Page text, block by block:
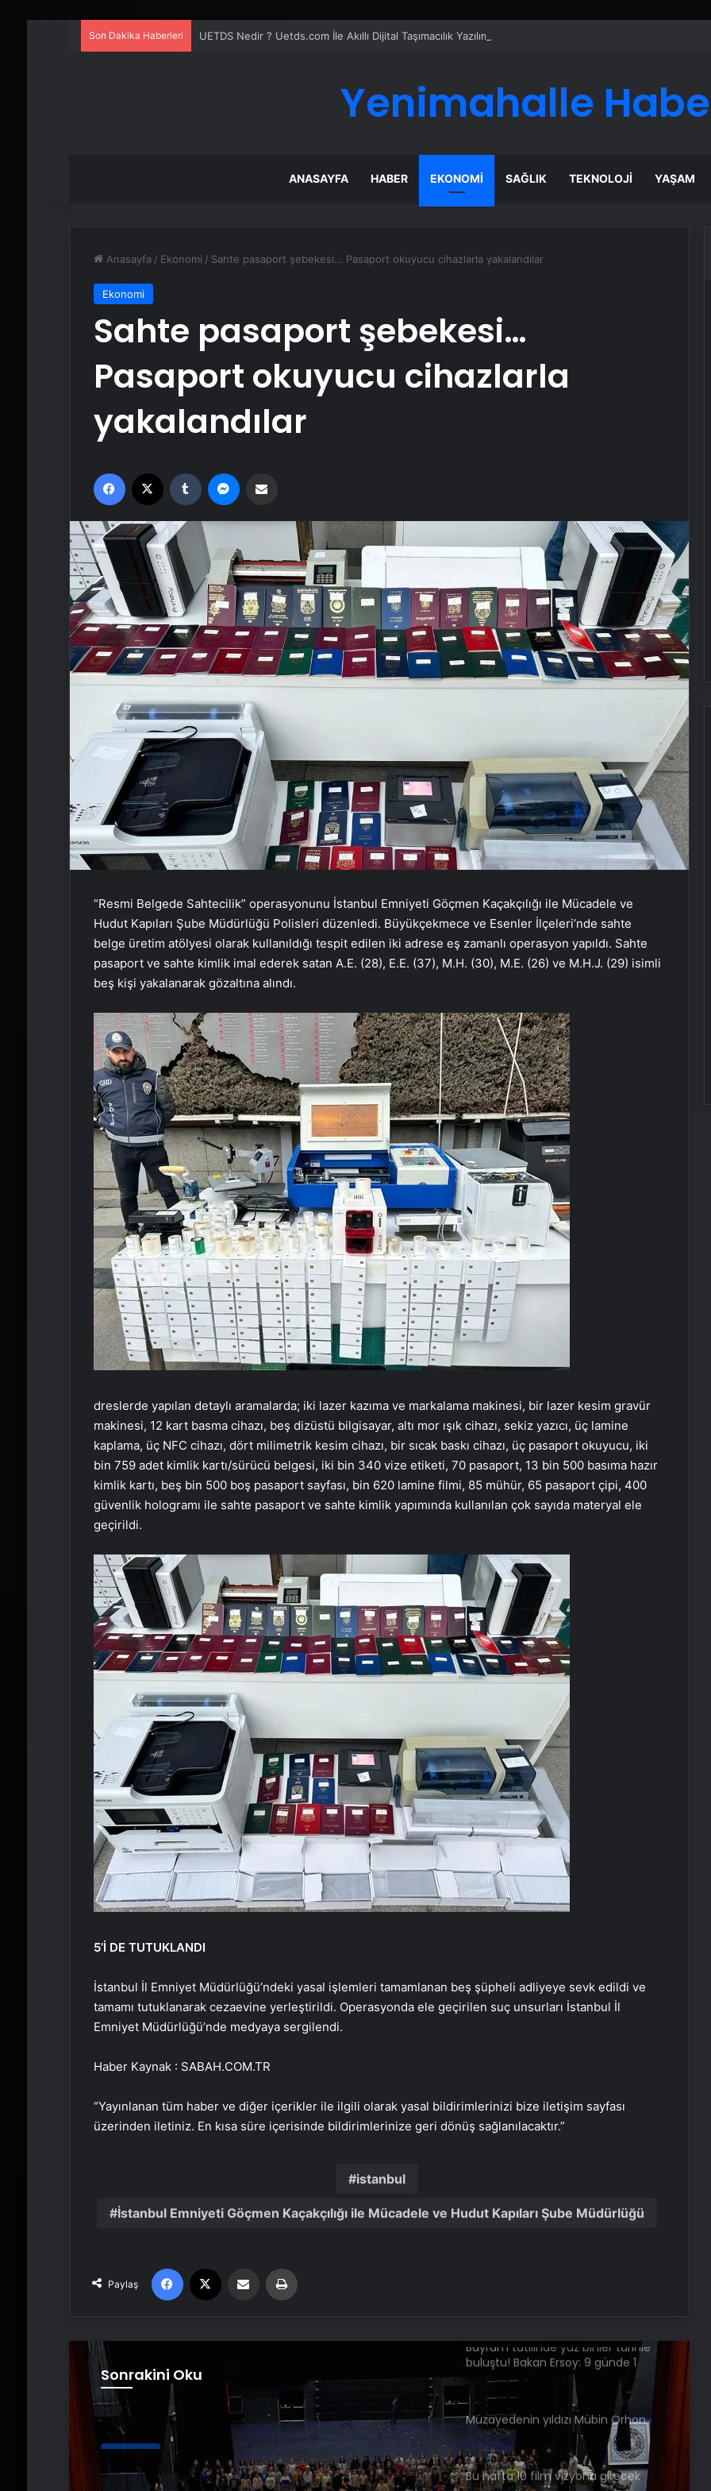
Son Dakika Haberleri UETDS Nedir ? Uetds.com İle Akıllı Dijital Taşımacılık Yazılımı
Yenimahalle
ANASAYFA HABER EKONOMI SAĞLIK TEKNOLOJI YAŞAM
Anasayfa / Ekonomi / Sahte pasaport şebekesi… Pasaport okuyucu cihazlarla yakalandılar
Ekonomi
Sahte pasaport şebekesi…
Pasaport okuyucu cihazlarla
yakalandılar
Facebook Tumblr
“Resmi Belgede Sahtecilik” operasyonunu İstanbul Emniyeti Göçmen Kaçakçılığı ile Mücadele ve
Hudut Kapıları Şube Müdürlüğü Polisleri düzenledi. Büyükçekmece ve Esenler İlçeleri’nde sahte
belge üretim atölyesi olarak kullanıldığı tespit edilen iki adrese eş zamanlı operasyon yapıldı. Sahte
pasaport ve sahte kimlik imal ederek satan A.E. (28), E.E. (37), M.H. (30), M.E. (26) ve M.H.J. (29) isimli
beş kişi yakalanarak gözaltına alındı.
dreslerde yapılan detaylı aramalarda; iki lazer kazıma ve markalama makinesi, bir lazer kesim gravür
makinesi, 12 kart basma cihazı, beş dizüstü bilgisayar, altı mor ışık cihazı, sekiz yazıcı, üç lamine
kaplama, üç NFC cihazı, dört milimetrik kesim cihazı, bir sıcak baskı cihazı, üç pasaport okuyucu, iki
bin 759 adet kimlik kartı/sürücü belgesi, iki bin 340 vize etiketi, 70 pasaport, 13 bin 500 basıma hazır
kimlik kartı, beş bin 500 boş pasaport sayfası, bin 620 lamine filmi, 85 mühür, 65 pasaport çipi, 400
güvenlik hologramı ile sahte pasaport ve sahte kimlik yapımında kullanılan çok sayıda materyal ele
geçirildi.
5’İ DE TUTUKLANDI
İstanbul İl Emniyet Müdürlüğü’ndeki yasal işlemleri tamamlanan beş şüpheli adliyeye sevk edildi ve
tamamı tutuklanarak cezaevine yerleştirildi. Operasyonda ele geçirilen suç unsurları İstanbul İl
Emniyet Müdürlüğü’nde medyaya sergilendi.
Haber Kaynak : SABAH.COM.TR
“Yayınlanan tüm haber ve diğer içerikler ile ilgili olarak yasal bildirimlerinizi bize iletişim sayfası
üzerinden iletiniz. En kısa süre içerisinde bildirimlerinize geri dönüş sağlanılacaktır.”
istanbul
İstanbul Emniyeti Göçmen Kaçakçılığı ile Mücadele ve Hudut Kapıları Şube Müdürlüğü
Paylaş
Facebook Email'den paylaş
Sonrakini Oku
Ekonomi
Cumhurbaşkanlığı Çocuk
5 kişinin öldürüldüğü olayda 9 kişi
Mahkemede çarpıcı ifadeler: Beni
arayıp cinayeti üstlendi…
Bayram tatilinde yüz binler tarihle
buluştu! Bakan Ersoy: 9 günde 1
milyonu aştık
Müzayedenin yıldızı Mübin Orhon
Bu hafta 10 film vizyona girecek